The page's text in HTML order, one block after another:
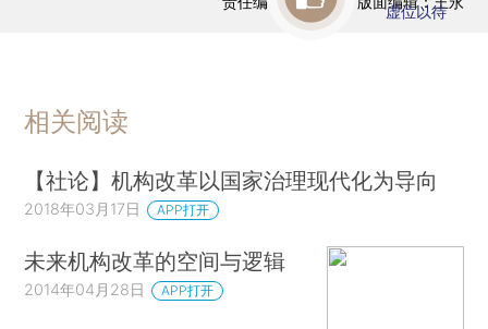
虚位以待
相关阅读
【社论】机构改革以国家治理现代化为导向
2018年03月17日 APP打开
未来机构改革的空间与逻辑
2014年04月28日 APP打开